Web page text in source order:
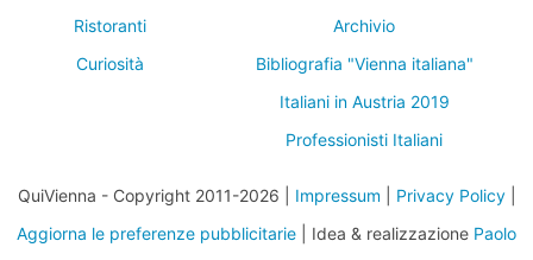
Ristoranti
Curiosità
Archivio
Bibliografia "Vienna italiana"
Italiani in Austria 2019
Professionisti Italiani
QuiVienna - Copyright 2011-2026 | Impressum Privacy Policy|
Aggiorna le preferenze pubblicitarie | Idea & realizzazione Paolo